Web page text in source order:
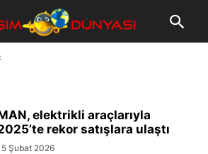
elektrikli araçlarıyla
rekor satışlara ulaştı
Şubat 2026